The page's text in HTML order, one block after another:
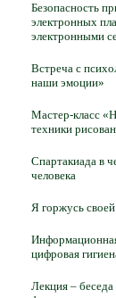
Безопасность
электронных
электронными
Встреча с
наши эмоции»
Мастер-класс
техники
Спартакиада в
человека
Я горжусь
цифровая
Лекция –